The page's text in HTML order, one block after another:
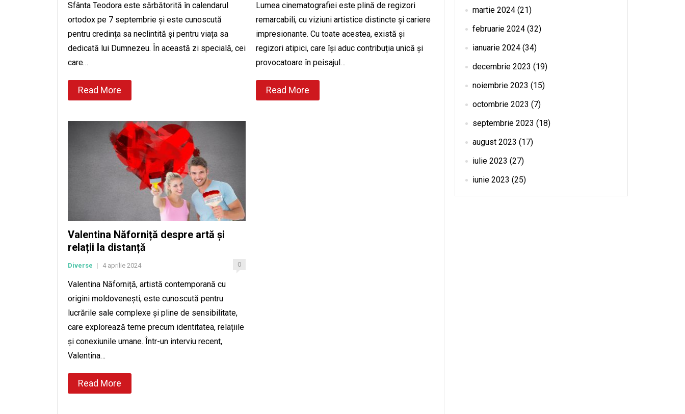
Sfânta Teodora este sărbătorită în calendarul
ortodox pe 7 septembrie și este cunoscută
pentru credința sa neclintită și pentru viața sa
dedicată lui Dumnezeu. În această zi specială, cei
care…
Read More
Lumea cinematografiei este plină de regizori
remarcabili, cu viziuni artistice distincte și cariere
impresionante. Cu toate acestea, există și
regizori atipici, care își aduc contribuția unică și
provocatoare în peisajul…
Read More
Valentina Năforniță despre artă și
relații la distanță
Diverse | 4 aprilie 2024 0
Valentina Năforniță, artistă contemporană cu
origini moldovenești, este cunoscută pentru
lucrările sale complexe și pline de sensibilitate,
care explorează teme precum identitatea, relațiile
și conexiunile umane. Într-un interviu recent,
Valentina…
Read More
martie 2024 (21)
februarie 2024 (32)
ianuarie 2024 (34)
decembrie 2023 (19)
noiembrie 2023 (15)
octombrie 2023 (7)
septembrie 2023 (18)
august 2023 (17)
iulie 2023 (27)
iunie 2023 (25)